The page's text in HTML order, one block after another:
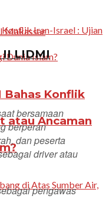
Bahas Konflik
atau Ancaman
II LIDMI
bersamaan
berperan
dan peserta
driver atau
pengawas